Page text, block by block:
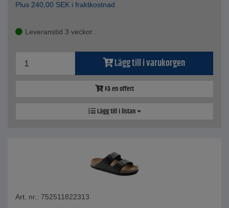
Plus 240,00 SEK i fraktkostnad
Leveranstid 3 veckor
Lägg till i varukorgen
Få en offert
Lägg till i listan
Art. nr.: 752511822313